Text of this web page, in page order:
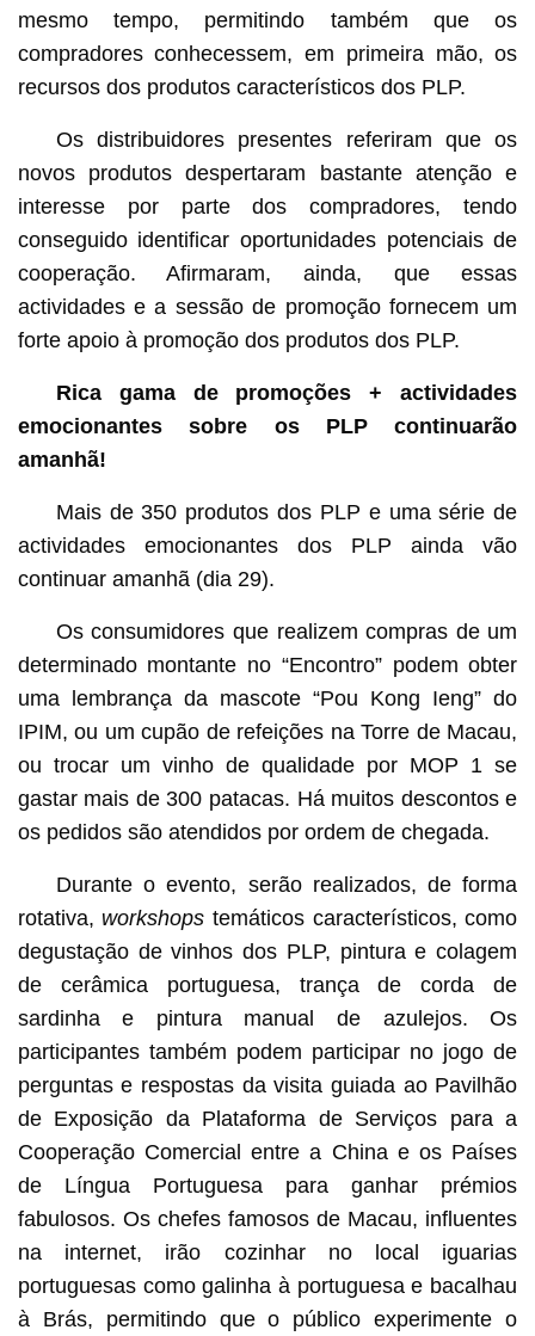
mesmo tempo, permitindo também que os
compradores conhecessem, em primeira mão, os
recursos dos produtos característicos dos PLP.
Os distribuidores presentes referiram que os
novos produtos despertaram bastante atenção e
interesse por parte dos compradores, tendo
conseguido identificar oportunidades potenciais de
cooperação. Afirmaram, ainda, que essas
actividades e a sessão de promoção fornecem um
forte apoio à promoção dos produtos dos PLP.
Rica gama de promoções + actividades
emocionantes sobre os PLP continuarão
amanhã!
Mais de 350 produtos dos PLP e uma série de
actividades emocionantes dos PLP ainda vão
continuar amanhã (dia 29).
Os consumidores que realizem compras de um
determinado montante no “Encontro” podem obter
uma lembrança da mascote “Pou Kong Ieng” do
IPIM, ou um cupão de refeições na Torre de Macau,
ou trocar um vinho de qualidade por MOP 1 se
gastar mais de 300 patacas. Há muitos descontos e
os pedidos são atendidos por ordem de chegada.
Durante o evento, serão realizados, de forma
rotativa, workshops temáticos característicos, como
degustação de vinhos dos PLP, pintura e colagem
de cerâmica portuguesa, trança de corda de
sardinha e pintura manual de azulejos. Os
participantes também podem participar no jogo de
perguntas e respostas da visita guiada ao Pavilhão
de Exposição da Plataforma de Serviços para a
Cooperação Comercial entre a China e os Países
de Língua Portuguesa para ganhar prémios
fabulosos. Os chefes famosos de Macau, influentes
na internet, irão cozinhar no local iguarias
portuguesas como galinha à portuguesa e bacalhau
à Brás, permitindo que o público experimente o